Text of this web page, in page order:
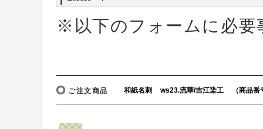
※以下のフォームに必要
ご注文商品